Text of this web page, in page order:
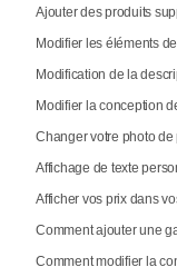
Ajouter des produits
Modifier les éléments
Modification de la
Modifier la conception
Changer votre photo de
Affichage de texte
Afficher vos prix dans
Comment ajouter une
Comment modifier la